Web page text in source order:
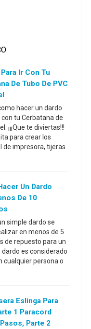
Ir Con Tu
De Tubo De PVC
hacer un dardo
tu Cerbatana de
¡¡¡Que te diviertas!!!
para crear los
de impresora, tijeras
Un Dardo
De 10
simple dardo se
en menos de 5
de repuesto para un
dardo es considerado
cualquier persona o
Eslinga Para
1 Paracord
Parte 2